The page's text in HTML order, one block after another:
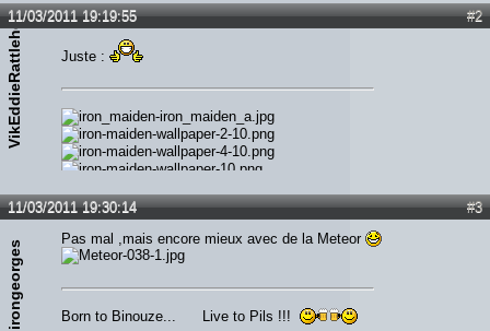
#2
11/03/2011 19:19:55
VikEddieRattlehead Juste :
#3
11/03/2011 19:30:14
irongeorges
Pas mal ,mais encore mieux avec de la Meteor
Born to Binouze... Live to Pils !!!